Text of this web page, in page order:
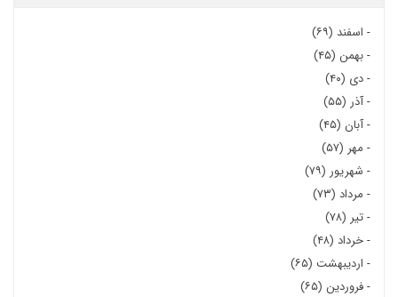
- اسفند (۶۹)
-بهمن (۴۵)
-دی (۴۰)
-آذر (۵۵)
-آبان (۴۵)
- مهر (۵۷)
- شهریور (۷۹)
- مرداد (۷۳)
-تیر (۷۸)
-خرداد (۴۸)
- اردیبهشت (۶۵)
-فروردین (۶۵)